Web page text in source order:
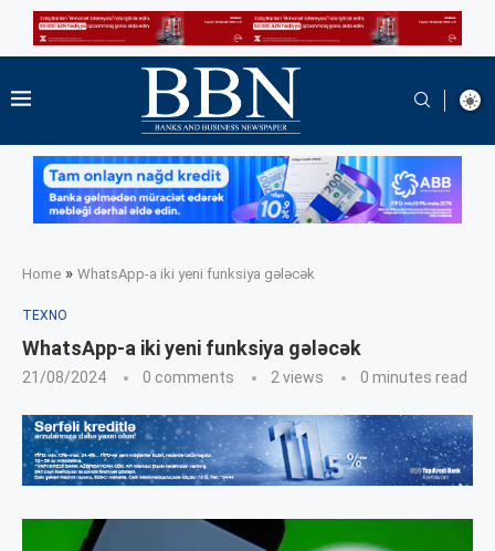
Home » WhatsApp-a iki yeni funksiya gələcək
TEXNO
WhatsApp-a iki yeni funksiya gələcək
21/08/2024 0 comments 2 views 0 minutes read